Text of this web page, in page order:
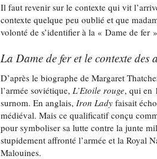
Il faut revenir sur le contexte qui vit
contexte quelque peu oublié et que
volonté de s’identifier à la « Dame de fer
La Dame de fer et le contexte des
D’après le biographe de Margaret
l’armée soviétique,L’Etoile rouge, qui en
surnom. En anglais,Iron Lady faisait
médiéval. Mais ce qualificatif conçu
pour symboliser sa lutte contre la junte
stupidement affronté l’armée et la Royal
Malouines.